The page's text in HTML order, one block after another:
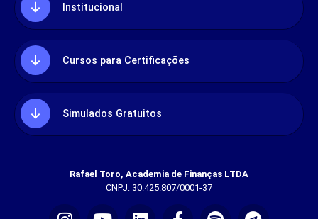
Institucional
Cursos para Certificações
Simulados Gratuitos
Rafael Toro, Academia de Finanças LTDA
CNPJ: 30.425.807/0001-37